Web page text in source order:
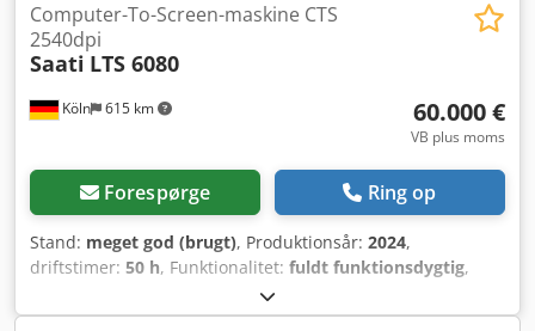
Köln 615 km
Computer-To-Screen-maskine CTS
2540dpi
Saati LTS 6080
60.000 €
VB plus moms
Forespørge Ring op
Stand: meget god (brugt), Produktionsår: 2024,
driftstimer: 50 h, Funktionalitet: fuldt funktionsdygtig,
, samlet bredde:
højde:930 mm, samlet vægt:600 kg, indgangsspænding: